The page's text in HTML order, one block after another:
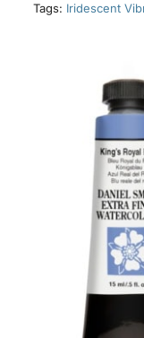
Tags: Iridescent